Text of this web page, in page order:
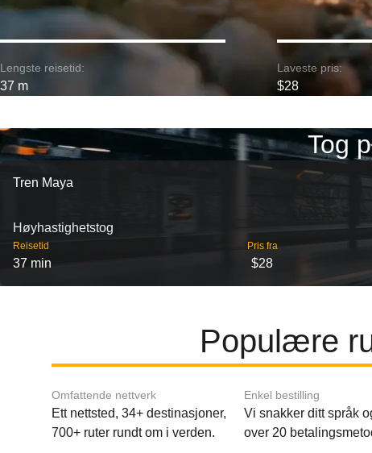
Lengste reisetid:
37 m
Laveste pris:
$28
Tog
Tren Maya
Høyhastighetstog
Reisetid
37 min
Pris fra
$28
Populære
Omfattende nettverk
Ett nettsted, 34+ destinasjoner,
700+ ruter rundt om i verden.
Enkel bestilling
Vi snakker ditt språk
over 20